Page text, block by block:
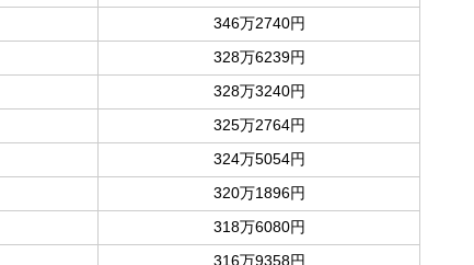
346万2740円
328万6239円
328万3240円
325万2764円
324万5054円
320万1896円
318万6080円
316万9358円